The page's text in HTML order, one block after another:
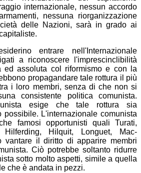
internazionale, nessun accordo
nessuna riorganizzazione
delle Nazioni, sarà in grado ai
entrare nell'Internazionale
a riconoscere l'imprescinclibilità
ed assoluta col riformismo e con la
propagandare tale rottura il più
i loro membri, senza di che non si
consistente politica comunista.
esige che tale rottura sia
possibile. L'internazionale comunista
famosi opportunisti quali Turati,
Hilferding, Hilquit, Longuet, Mac-
vantare il diritto di apparire membri
Ciò potrebbe soltanto ridurre
sotto molto aspetti, simile a quella
che è andata in pezzi.